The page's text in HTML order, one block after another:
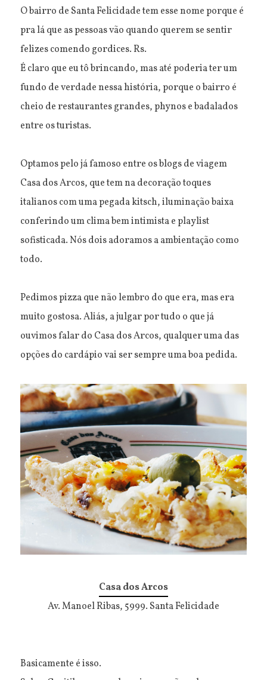
O bairro de Santa Felicidade tem esse nome porque é
pra lá que as pessoas vão quando querem se sentir
felizes comendo gordices. Rs.
É claro que eu tô brincando, mas até poderia ter um
fundo de verdade nessa história, porque o bairro é
cheio de restaurantes grandes, phynos e badalados
entre os turistas.
Optamos pelo já famoso entre os blogs de viagem
Casa dos Arcos, que tem na decoração toques
italianos com uma pegada kitsch, iluminação baixa
conferindo um clima bem intimista e playlist
sofisticada. Nós dois adoramos a ambientação como
todo.
Pedimos pizza que não lembro do que era, mas era
muito gostosa. Aliás, a julgar por tudo o que já
ouvimos falar do Casa dos Arcos, qualquer uma das
opções do cardápio vai ser sempre uma boa pedida.
Casa dos Arcos
Av. Manoel Ribas, 5999. Santa Felicidade
Basicamente é isso.